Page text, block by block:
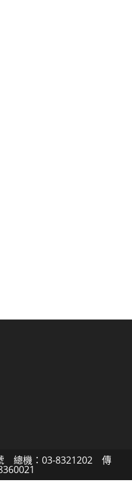
總機：03-8321202 傳